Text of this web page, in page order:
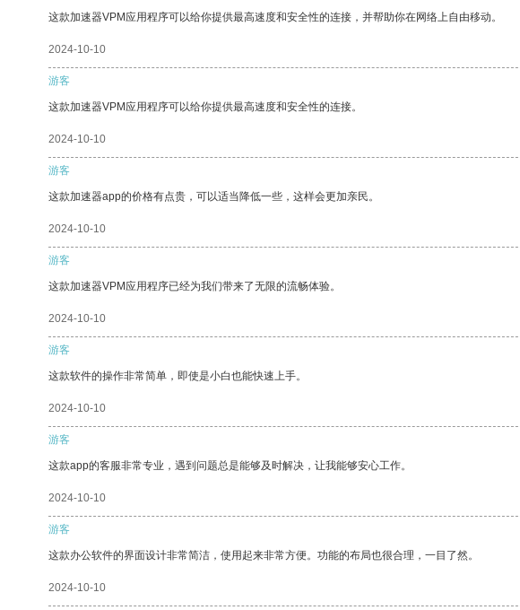
这款加速器VPM应用程序可以给你提供最高速度和安全性的连接，并帮助你在网络上自由移动。
2024-10-10
游客
这款加速器VPM应用程序可以给你提供最高速度和安全性的连接。
2024-10-10
游客
这款加速器app的价格有点贵，可以适当降低一些，这样会更加亲民。
2024-10-10
游客
这款加速器VPM应用程序已经为我们带来了无限的流畅体验。
2024-10-10
游客
这款软件的操作非常简单，即使是小白也能快速上手。
2024-10-10
游客
这款app的客服非常专业，遇到问题总是能够及时解决，让我能够安心工作。
2024-10-10
游客
这款办公软件的界面设计非常简洁，使用起来非常方便。功能的布局也很合理，一目了然。
2024-10-10